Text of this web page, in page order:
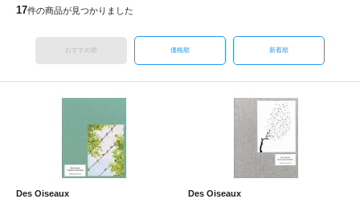
17件の商品が見つかりました
おすすめ順 価格順 新着順
Des Oiseaux
Des Oiseaux